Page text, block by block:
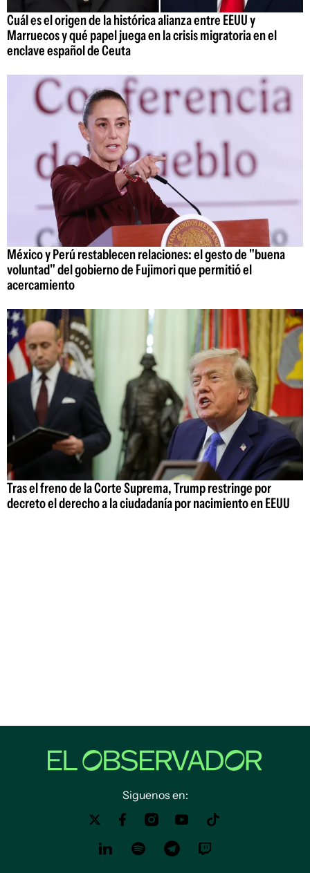
Cuál es el origen de la histórica alianza entre EEUU y
Marruecos y qué papel juega en la crisis migratoria en el
enclave español de Ceuta
México y Perú restablecen relaciones: el gesto de "buena
voluntad" del gobierno de Fujimori que permitió el
acercamiento
Tras el freno de la Corte Suprema, Trump restringe por
decreto el derecho a la ciudadanía por nacimiento en EEUU
Siguenos en: